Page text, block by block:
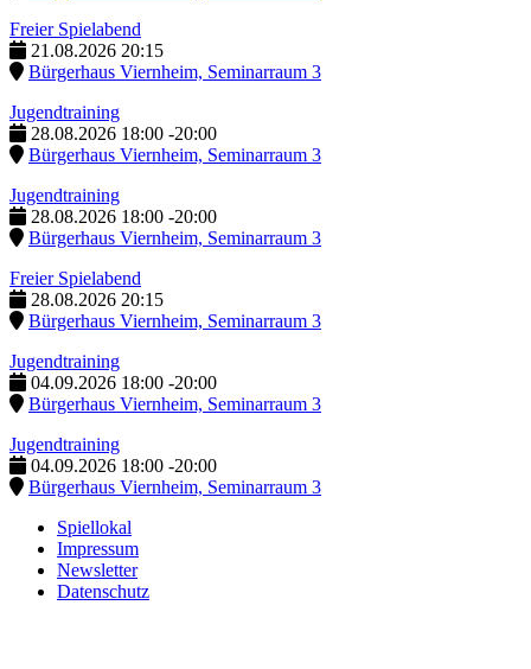
Freier Spielabend
21.08.2026 20:15
Bürgerhaus Viernheim, Seminarraum 3
Jugendtraining
28.08.2026 18:00 -20:00
Bürgerhaus Viernheim, Seminarraum 3
Jugendtraining
28.08.2026 18:00 -20:00
Bürgerhaus Viernheim, Seminarraum 3
Freier Spielabend
28.08.2026 20:15
Bürgerhaus Viernheim, Seminarraum 3
Jugendtraining
04.09.2026 18:00 -20:00
Bürgerhaus Viernheim, Seminarraum 3
Jugendtraining
04.09.2026 18:00 -20:00
Bürgerhaus Viernheim, Seminarraum 3
Spiellokal
Impressum
Newsletter
Datenschutz